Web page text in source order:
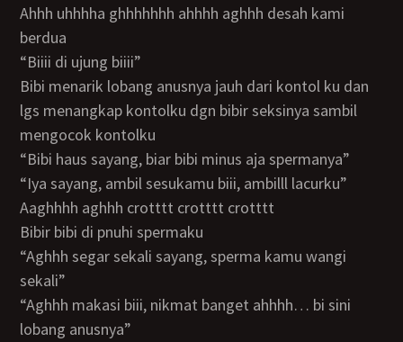
ahhh uhhhha ghhhhhhh ahhhh aghhh desah kami
berdua
“biiii di ujung biiii”
bibi menarik lobang anusnya jauh dari kontol ku dan
lgs menangkap kontolku dgn bibir seksinya sambil
mengocok kontolku
“bibi haus sayang, biar bibi minus aja spermanya”
“iya sayang, ambil sesukamu biii, ambilll lacurku”
aaghhhh aghhh crotttt crotttt crotttt
bibir bibi di pnuhi spermaku
“aghhh segar sekali sayang, sperma kamu wangi
sekali”
“aghhh makasi biii, nikmat banget ahhhh… bi sini
lobang anusnya”